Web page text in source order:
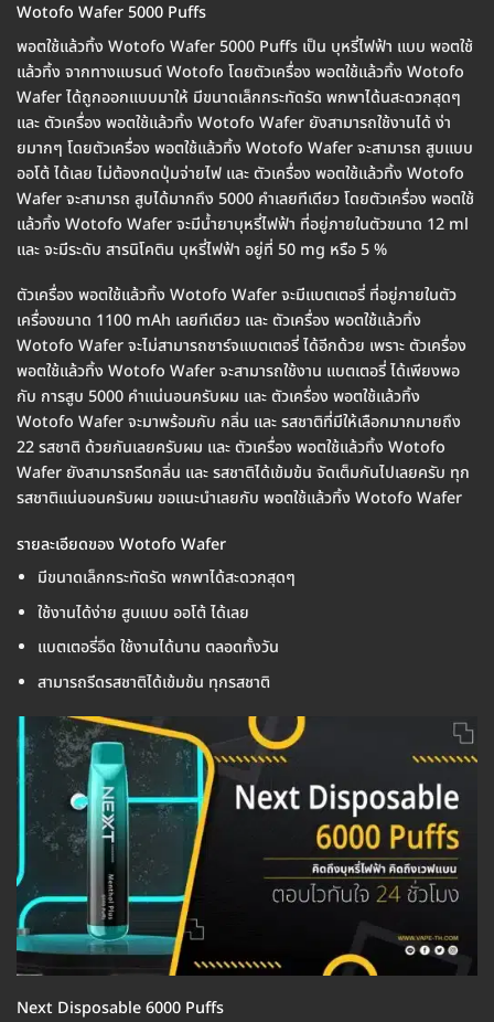
Wotofo Wafer 5000 Puffs
พอตใช้แล้วทิ้ง Wotofo Wafer 5000 Puffs เป็น บุหรี่ไฟฟ้า แบบ พอตใช้
แล้วทิ้ง จากทางแบรนด์ Wotofo โดยตัวเครื่อง พอตใช้แล้วทิ้ง Wotofo
Wafer ได้ถูกออกแบบมาให้ มีขนาดเล็กกระทัดรัด พกพาได้นสะดวกสุดๆ
และ ตัวเครื่อง พอตใช้แล้วทิ้ง Wotofo Wafer ยังสามารถใช้งานได้ ง่า
ยมากๆ โดยตัวเครื่อง พอตใช้แล้วทิ้ง Wotofo Wafer จะสามารถ สูบแบบ
ออโต้ ได้เลย ไม่ต้องกดปุ่มจ่ายไฟ และ ตัวเครื่อง พอตใช้แล้วทิ้ง Wotofo
Wafer จะสามารถ สูบได้มากถึง 5000 คำเลยทีเดียว โดยตัวเครื่อง พอตใช้
แล้วทิ้ง Wotofo Wafer จะมีน้ำยาบุหรี่ไฟฟ้า ที่อยู่ภายในตัวขนาด 12 ml
และ จะมีระดับ สารนิโคติน บุหรี่ไฟฟ้า อยู่ที่ 50 mg หรือ 5 %
ตัวเครื่อง พอตใช้แล้วทิ้ง Wotofo Wafer จะมีแบตเตอรี่ ที่อยู่ภายในตัว
เครื่องขนาด 1100 mAh เลยทีเดียว และ ตัวเครื่อง พอตใช้แล้วทิ้ง
Wotofo Wafer จะไม่สามารถชาร์จแบตเตอรี่ ได้อีกด้วย เพราะ ตัวเครื่อง
พอตใช้แล้วทิ้ง Wotofo Wafer จะสามารถใช้งาน แบตเตอรี่ ได้เพียงพอ
กับ การสูบ 5000 คำแน่นอนครับผม และ ตัวเครื่อง พอตใช้แล้วทิ้ง
Wotofo Wafer จะมาพร้อมกับ กลิ่น และ รสชาติที่มีให้เลือกมากมายถึง
22 รสชาติ ด้วยกันเลยครับผม และ ตัวเครื่อง พอตใช้แล้วทิ้ง Wotofo
Wafer ยังสามารถรีดกลิ่น และ รสชาติได้เข้มข้น จัดเต็มกันไปเลยครับ ทุก
รสชาติแน่นอนครับผม ขอแนะนำเลยกับ พอตใช้แล้วทิ้ง Wotofo Wafer
รายละเอียดของ Wotofo Wafer
มีขนาดเล็กกระทัดรัด พกพาได้สะดวกสุดๆ
ใช้งานได้ง่าย สูบแบบ ออโต้ ได้เลย
แบตเตอรี่อึด ใช้งานได้นาน ตลอดทั้งวัน
สามารถรีดรสชาติได้เข้มข้น ทุกรสชาติ
Next Disposable 6000 Puffs